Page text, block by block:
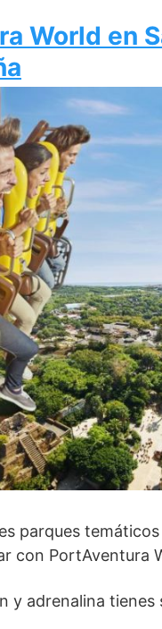
World en
parques
con PortAventura
y adrenalina